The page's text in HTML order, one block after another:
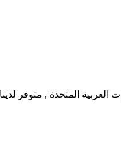
الإمارات العربية المتحدة ,